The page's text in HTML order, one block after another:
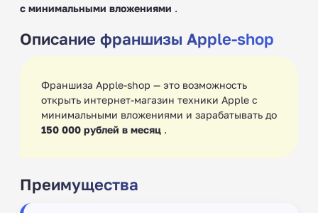
с минимальными вложениями .
Описание франшизы Apple-shop
Франшиза Apple-shop — это возможность
открыть интернет-магазин техники Apple с
минимальными вложениями и зарабатывать до
150 000 рублей в месяц .
Преимущества